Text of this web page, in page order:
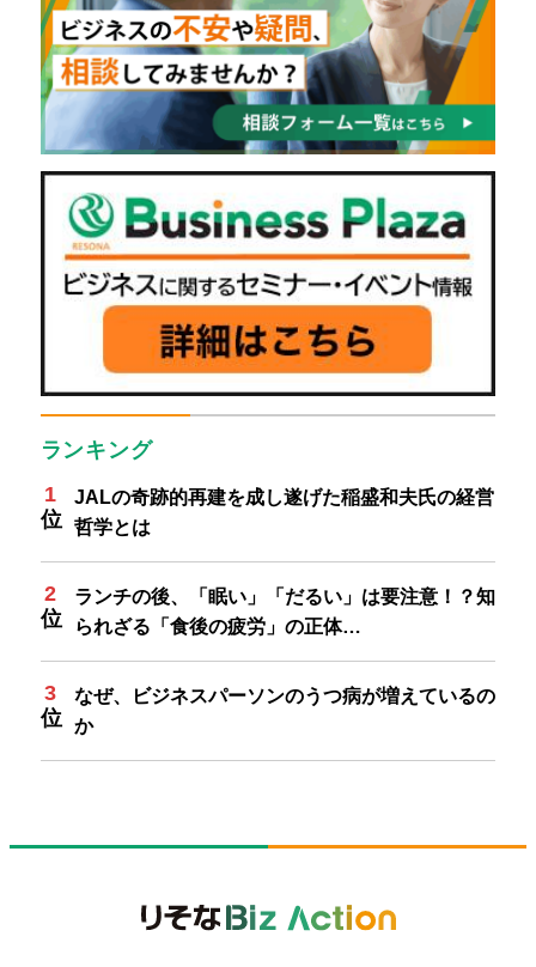
ランキング
JALの奇跡的再建を成し遂げた稲盛和夫氏の経営
哲学とは
ランチの後、「眠い」「だるい」は要注意！？知
られざる「食後の疲労」の正体…
なぜ、ビジネスパーソンのうつ病が増えているの
か